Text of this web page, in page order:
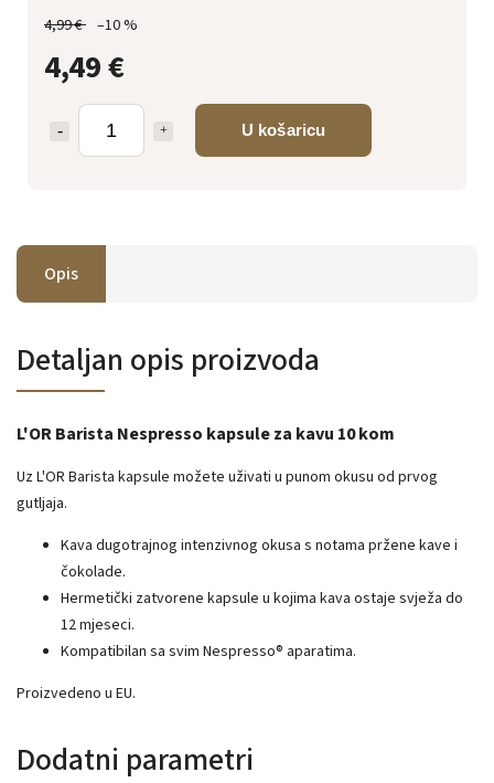
4,99 € –10 %
4,49 €
U košaricu
Opis
Detaljan opis proizvoda
L'OR Barista Nespresso kapsule za kavu 10 kom
Uz L'OR Barista kapsule možete uživati u punom okusu od prvog
gutljaja.
Kava dugotrajnog intenzivnog okusa s notama pržene kave i
čokolade.
Hermetički zatvorene kapsule u kojima kava ostaje svježa do
12 mjeseci.
Kompatibilan sa svim Nespresso® aparatima.
Proizvedeno u EU.
Dodatni parametri